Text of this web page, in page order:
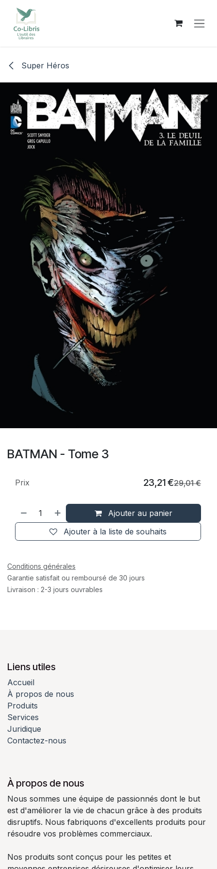
Se rendre au contenu
Super Héros
BATMAN - Tome 3
Ajouter au panier
Ajouter à la liste de souhaits
Prix 23,21€29,01€
Conditions générales
Garantie satisfait ou remboursé de 30 jours
Livraison : 2-3 jours ouvrables
Liens utiles
Accueil
À propos de nous
Produits
Services
Juridique
Contactez-nous
À propos de nous
Nous sommes une équipe de passionnés dont le but
est d'améliorer la vie de chacun grâce à des produits
disruptifs. Nous fabriquons d'excellents produits pour
résoudre vos problèmes commerciaux.
Nos produits sont conçus pour les petites et